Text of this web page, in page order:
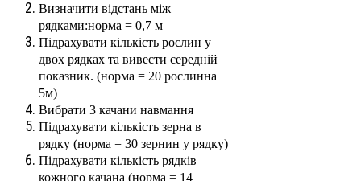
Визначити відстань між
рядками:норма = 0,7 м
Підрахувати кількість рослин у
двох рядках та вивести середній
показник. (норма = 20 рослинна
5м)
Вибрати 3 качани навмання
Підрахувати кількість зерна в
рядку (норма = 30 зернин у рядку)
Підрахувати кількість рядків
кожного качана (норма = 14